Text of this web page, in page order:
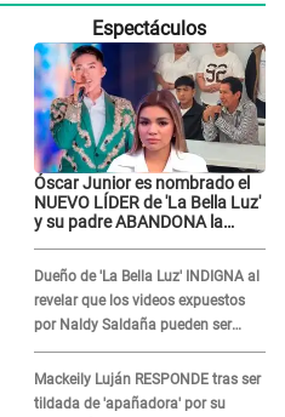
Espectáculos
Óscar Junior es nombrado el
NUEVO LÍDER de 'La Bella Luz'
y su padre ABANDONA la
Dueño de 'La Bella Luz' INDIGNA al
revelar que los videos expuestos
por Naldy Saldaña pueden ser
EDITADOS: "Yo tengo sus dos
visitas..."
Mackeily Luján RESPONDE tras ser
tildada de 'apañadora' por su